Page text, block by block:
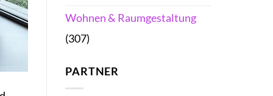
Wohnen & Raumgestaltung
(307)
PARTNER